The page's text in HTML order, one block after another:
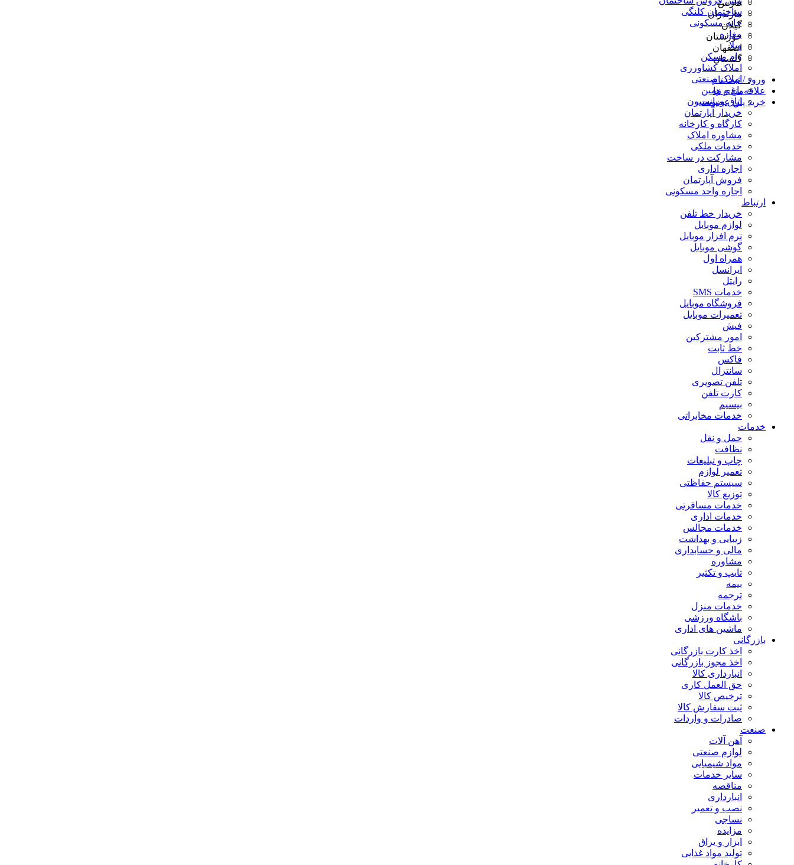
ساختمان کلنگی
خانه مسکونی
مغازه
ویلا
وام مسکن
املاک کشاورزی
املاک صنعتی
باغ و زمین
اتاق و پانسیون
خریدار آپارتمان
کارگاه و کارخانه
مشاوره املاک
خدمات ملکی
مشارکت در ساخت
اجاره اداری
فروش آپارتمان
اجاره واحد مسکونی
ارتباط
خریدار خط تلفن
لوازم موبایل
نرم افزار موبایل
گوشی موبایل
همراه اول
ایرانسل
رایتل
خدمات SMS
فروشگاه موبایل
تعمیرات موبایل
فیش
امور مشترکین
خط ثابت
فاکس
سانترال
تلفن تصویری
کارت تلفن
بیسیم
خدمات مخابراتی
خدمات
حمل و نقل
نظافت
چاپ و تبلیغات
تعمیر لوازم
سیستم حفاظتی
توزیع کالا
خدمات مسافرتی
خدمات اداری
خدمات مجالس
زیبایی و بهداشت
مالی و حسابداری
مشاوره
تایپ و تکثیر
بیمه
ترجمه
خدمات منزل
باشگاه ورزشی
ماشین های اداری
بازرگانی
اخذ کارت بازرگانی
اخذ مجوز بازرگانی
انبارداری کالا
حق العمل کاری
ترخیص کالا
ثبت سفارش کالا
صادرات و واردات
صنعت
آهن آلات
لوازم صنعتی
مواد شیمیایی
سایر خدمات
مناقصه
انبارداری
نصب و تعمیر
نساجی
مزایده
ابزار و یراق
تولید مواد غذایی
فارس
مازندران
گیلان
خوزستان
اصفهان
گلستان
ورود / ثبت نام
علاقه‌مندی ها
خرید پلن عضویت